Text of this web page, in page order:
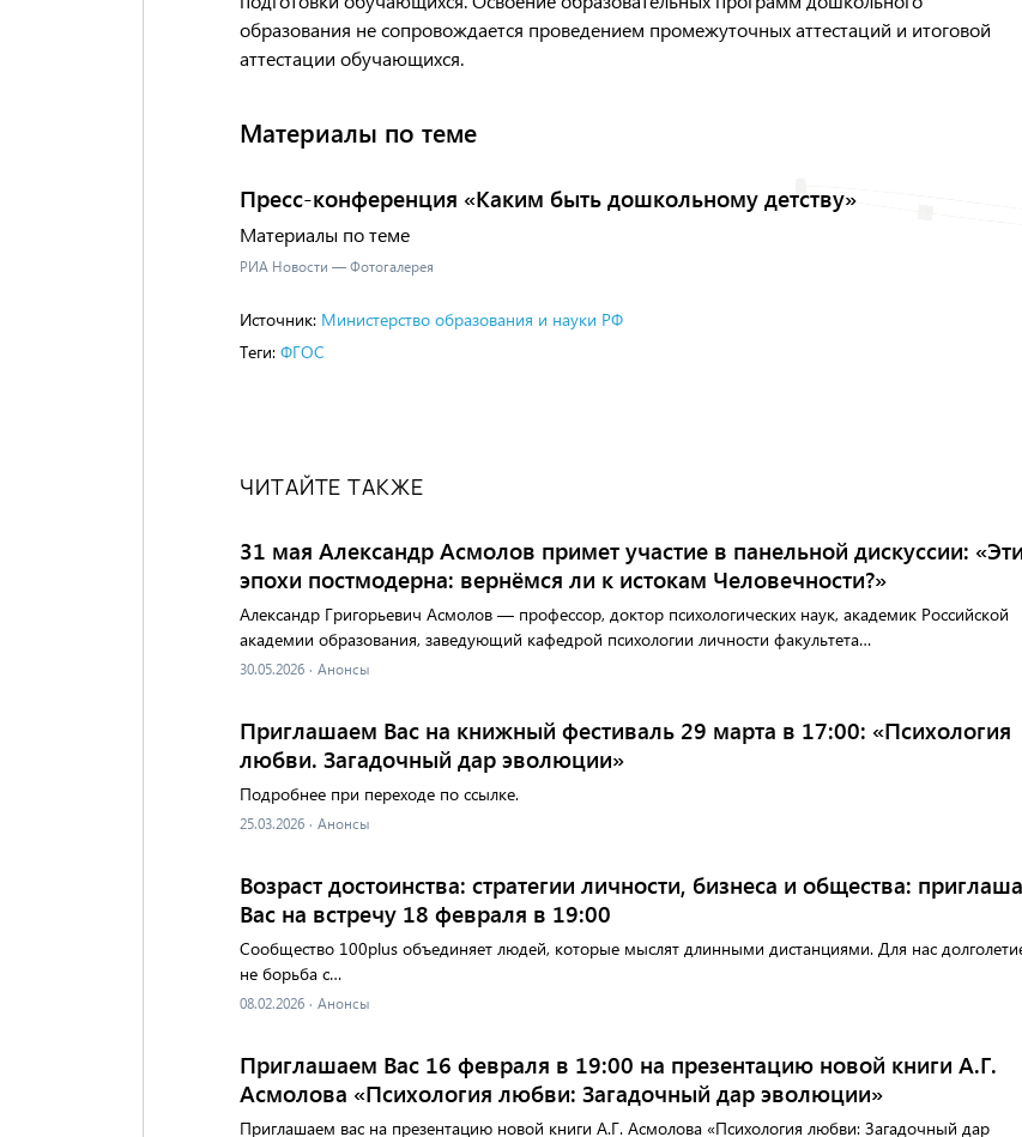
образования не сопровождается проведением промежуточных аттестаций и итоговой
аттестации обучающихся.
Материалы по теме
Пресс-конференция «Каким быть дошкольному детству»
Материалы по теме
РИА Новости — Фотогалерея
Источник: Министерство образования и науки РФ
Теги: ФГОС
ЧИТАЙТЕ ТАКЖЕ
31 мая Александр Асмолов примет участие в панельной дискуссии:
эпохи постмодерна: вернёмся ли к истокам Человечности?»
Александр Григорьевич Асмолов — профессор, доктор психологических наук, академик Российской
академии образования, заведующий кафедрой психологии личности факультета…
30.05.2026 · Анонсы
Приглашаем Вас на книжный фестиваль 29 марта в 17:00: «Психология
любви. Загадочный дар эволюции»
Подробнее при переходе по ссылке.
25.03.2026 · Анонсы
Возраст достоинства: стратегии личности, бизнеса и общества:
Вас на встречу 18 февраля в 19:00
Сообщество 100plus объединяет людей, которые мыслят длинными дистанциями. Для нас
не борьба с…
08.02.2026 · Анонсы
Приглашаем Вас 16 февраля в 19:00 на презентацию новой книги А.Г.
Асмолова «Психология любви: Загадочный дар эволюции»
Приглашаем вас на презентацию новой книги А.Г. Асмолова «Психология любви: Загадочный дар